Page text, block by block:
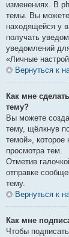
изменениях. В
темы. Вы можете
находящейся у
получать
уведомлений
«Личные
Вернуться к
Как мне
тему?
Вы можете
тему, щёлкнув
темой», которое
просмотра тем.
Отметив
отправке
тему.
Вернуться к
Как мне
Чтобы